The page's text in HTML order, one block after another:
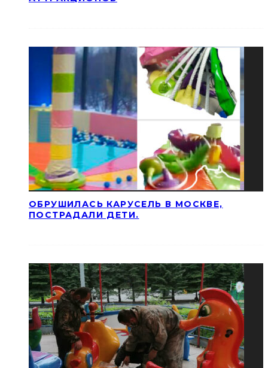
ОБРУШИЛАСЬ КАРУСЕЛЬ В МОСКВЕ,
ПОСТРАДАЛИ ДЕТИ.